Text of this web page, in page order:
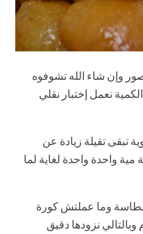
وإن شاء الله تشوفوه
نعمل إختبار نقلي
تقيلة زيادة عن
مية واحدة واحدة لغاية لما
وما عملتش كورة
نزودها دقيق